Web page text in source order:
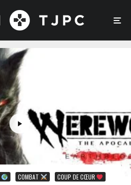
COMBAT COUP DE CŒUR